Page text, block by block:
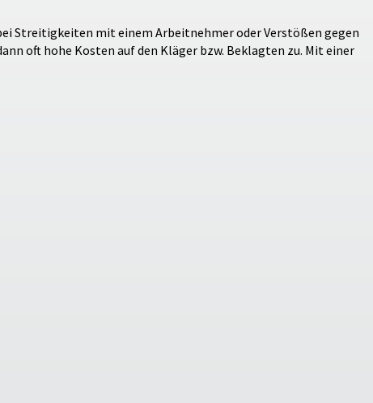
Streitigkeiten mit einem Arbeitnehmer oder Verstößen gegen
oft hohe Kosten auf den Kläger bzw. Beklagten zu. Mit einer